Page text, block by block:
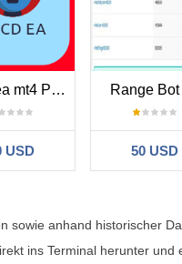
Macd ea mt4 Powerful Trading Robot
USD
Range Bot
50 USD
anhand historischer
ins Terminal herunter und